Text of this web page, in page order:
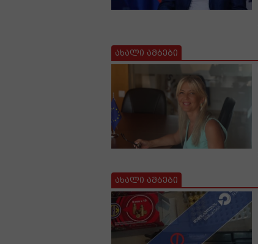
ახალი ამბები
ახალი ამბები